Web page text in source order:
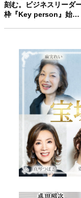
刻む。ビジネスリーダ
枠『Key person』始…